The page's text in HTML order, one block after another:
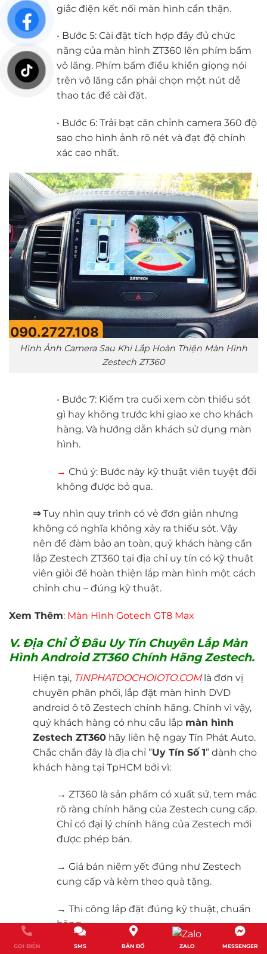
giắc điện kết nối màn hình cẩn thận.
• Bước 5: Cài đặt tích hợp đầy đủ chức
năng của màn hình ZT360 lên phím bẩm
vô lăng. Phím bấm điều khiển giọng nói
trên vô lăng cần phải chọn một nút dễ
thao tác để cài đặt.
• Bước 6: Trải bạt căn chỉnh camera 360 độ
sao cho hình ảnh rõ nét và đạt độ chính
xác cao nhất.
Hình Ảnh Camera Sau Khi Lắp Hoàn Thiện Màn Hình
Zestech ZT360
• Bước 7: Kiểm tra cuối xem còn thiếu sót
gì hay không trước khi giao xe cho khách
hàng. Và hướng dẫn khách sử dụng màn
hình.
→ Chú ý: Bước này kỹ thuật viên tuyệt đối
không được bỏ qua.
⇒Tuy nhìn quy trình có vẻ đơn giản nhưng
không có nghĩa không xảy ra thiếu sót. Vậy
nên để đảm bảo an toàn, quý khách hàng cần
lắp Zestech ZT360 tại địa chỉ uy tín có kỹ thuật
viên giỏi để hoàn thiện lắp màn hình một cách
chỉnh chu – đúng kỹ thuật.
Xem Thêm: Màn Hình Gotech GT8 Max
V. Địa Chỉ Ở Đâu Uy Tín Chuyên Lắp Màn
Hình Android ZT360 Chính Hãng Zestech.
Hiện tại, TINPHATDOCHOIOTO.COMlà đơn vị
chuyên phân phối, lắp đặt màn hình DVD
android ô tô Zestech chính hãng. Chính vì vậy,
quý khách hàng có nhu cầu lắp màn hình
Zestech ZT360 hãy liên hệ ngay Tín Phát Auto.
Chắc chắn đây là địa chỉ ”Uy Tín Số 1” dành cho
khách hàng tại TpHCM bởi vì:
→ ZT360 là sản phẩm có xuất sứ, tem mác
rõ ràng chính hãng của Zestech cung cấp.
Chỉ có đại lý chính hãng của Zestech mới
được phép bán.
→ Giá bán niêm yết đúng như Zestech
cung cấp và kèm theo quà tặng.
→ Thi công lắp đặt đúng kỹ thuật, chuẩn
hãng.
→ Kỹ thuật viên dày dặn kinh nghiệm –
GỌI ĐIỆN SMS BẢN ĐỒ ZALO MESSENGER